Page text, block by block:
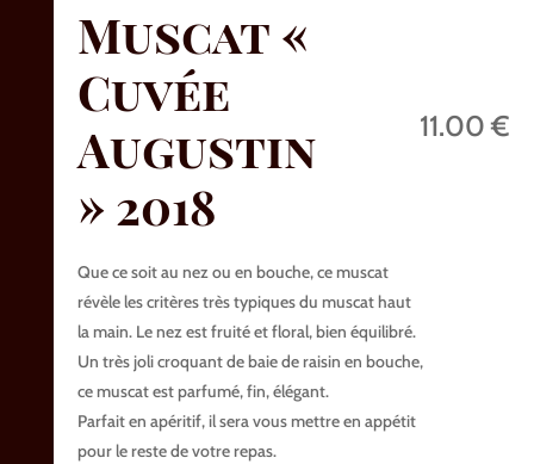
Muscat «
Cuvée
Augustin
» 2018
11.00 €
Que ce soit au nez ou en bouche, ce muscat
révèle les critères très typiques du muscat haut
la main. Le nez est fruité et floral, bien équilibré.
Un très joli croquant de baie de raisin en bouche,
ce muscat est parfumé, fin, élégant.
Parfait en apéritif, il sera vous mettre en appétit
pour le reste de votre repas.